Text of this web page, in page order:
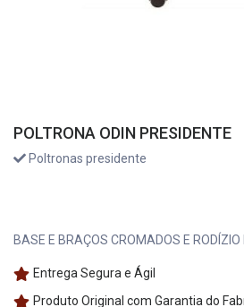
POLTRONA ODIN PRESIDENTE
Poltronas presidente
BASE E BRAÇOS CROMADOS E RODÍZIO
Entrega Segura e Ágil
Produto Original com Garantia do